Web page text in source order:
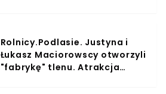
Rolnicy.Podlasie. Justyna i
Łukasz Maciorowscy otworzyli
"fabrykę" tlenu. Atrakcja